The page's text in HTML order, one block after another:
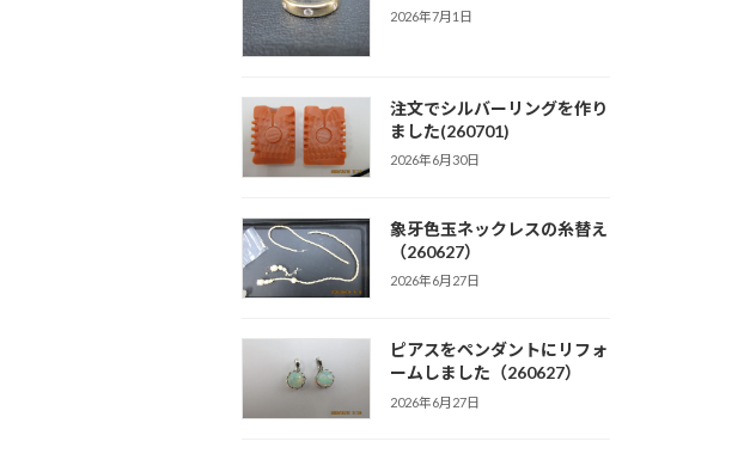
2026年7月1日
注文でシルバーリングを作り
ました(260701)
2026年6月30日
象牙色玉ネックレスの糸替え
（260627）
2026年6月27日
ピアスをペンダントにリフォ
ームしました（260627）
2026年6月27日